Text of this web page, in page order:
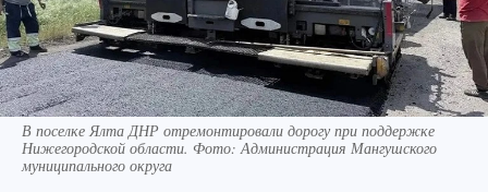
В поселке Ялта ДНР отремонтировали дорогу при поддержке
Нижегородской области. Фото: Администрация Мангушского
муниципального округа